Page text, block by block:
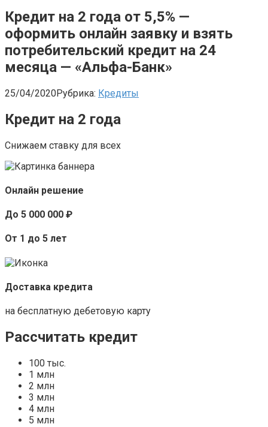
Кредит на 2 года от 5,5% —
оформить онлайн заявку и взять
потребительский кредит на 24
месяца — «Альфа-Банк»
25/04/2020Рубрика: Кредиты
Кредит на 2 года
Снижаем ставку для всех
Онлайн решение
До 5 000 000 ₽
От 1 до 5 лет
Доставка кредита
на бесплатную дебетовую карту
Рассчитать кредит
100 тыс.
1 млн
2 млн
3 млн
4 млн
5 млн